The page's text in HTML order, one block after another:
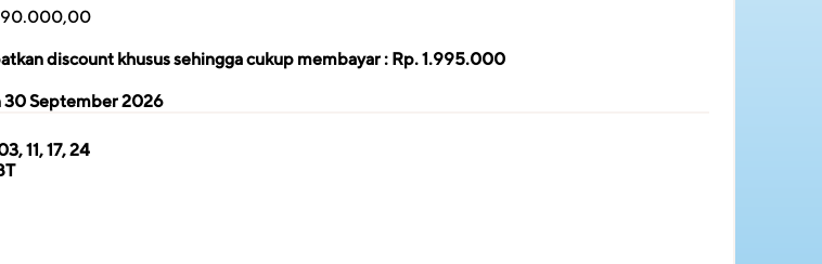
discount khusus sehingga cukup membayar : Rp. 1.995.000
30 September 2026
11, 17, 24